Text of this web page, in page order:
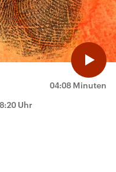
04:08 Minuten
Uhr